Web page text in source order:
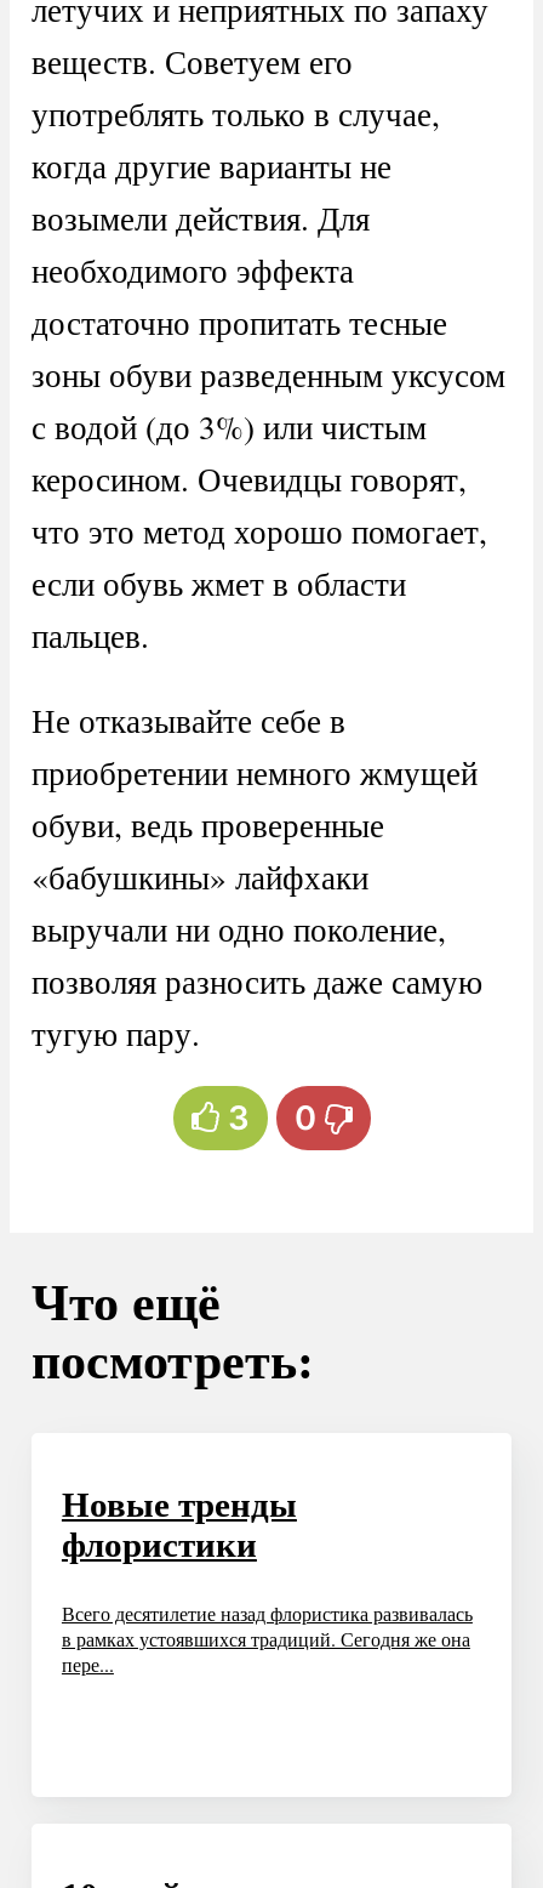
летучих и неприятных по запаху
веществ. Советуем его
употреблять только в случае,
когда другие варианты не
возымели действия. Для
необходимого эффекта
достаточно пропитать тесные
зоны обуви разведенным уксусом
с водой (до 3%) или чистым
керосином. Очевидцы говорят,
что это метод хорошо помогает,
если обувь жмет в области
пальцев.
Не отказывайте себе в
приобретении немного жмущей
обуви, ведь проверенные
«бабушкины» лайфхаки
выручали ни одно поколение,
позволяя разносить даже самую
тугую пару.
3 0
Что ещё
посмотреть:
Новые тренды
флористики
Всего десятилетие назад флористика развивалась
в рамках устоявшихся традиций. Сегодня же она
пере...